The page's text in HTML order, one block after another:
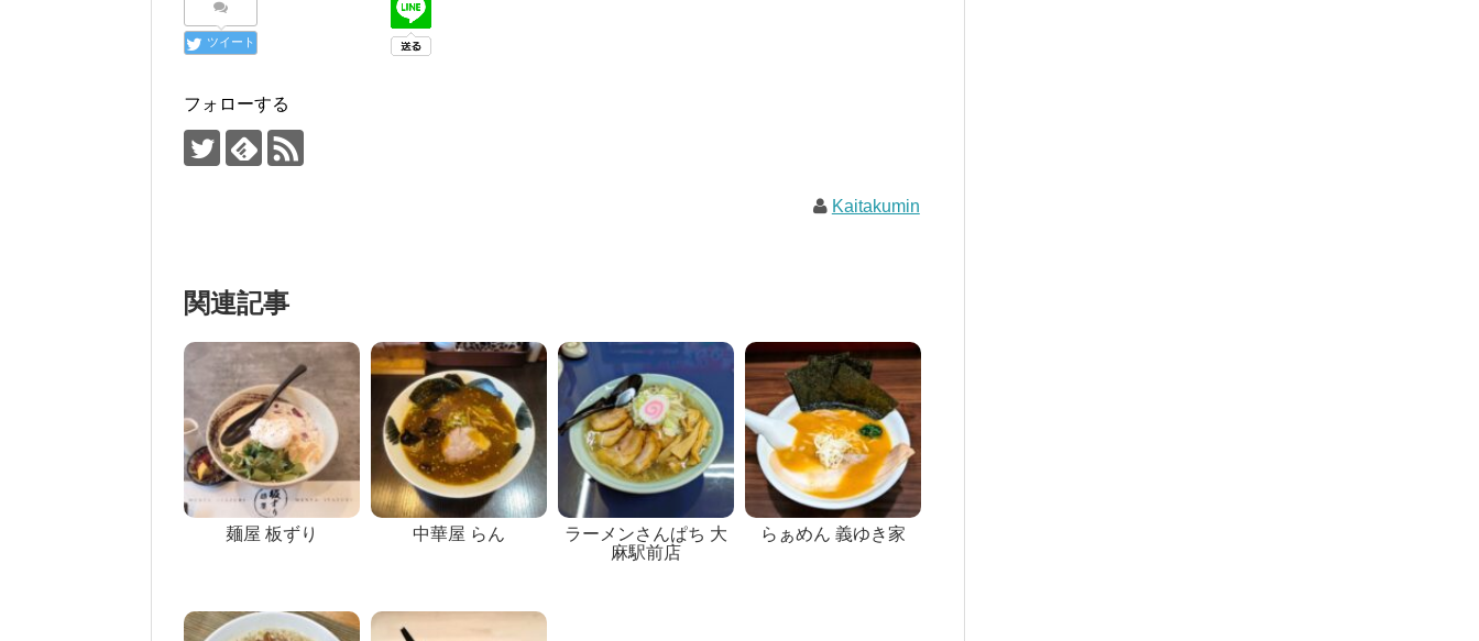
ツイート
フォローする
Kaitakumin
関連記事
麺屋 板ずり 中華屋 らん
ラーメンさんぱち 大
麻駅前店
らぁめん 義ゆき家